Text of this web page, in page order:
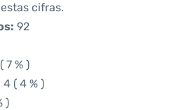
cifras.
92
7 % )
4 ( 4 % )
)